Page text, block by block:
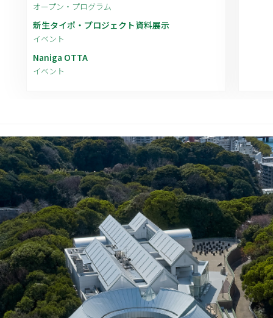
オープン・プログラム
新生タイポ・プロジェクト資料展示
イベント
Naniga OTTA
イベント